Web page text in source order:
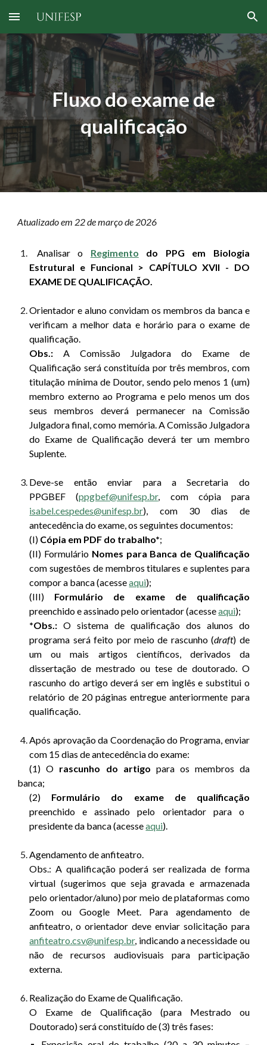
Skip to main content Skip to navigation
Fluxo do exame de
qualificação
Atualizado em 22 de março de 2026
Analisar o Regimento do PPG em Biologia
Estrutural e Funcional > CAPÍTULO XVII - DO
EXAME DE QUALIFICAÇÃO.
Orientador e aluno convidam os membros da banca e
verificam a melhor data e horário para o exame de
qualificação.
Obs.: A Comissão Julgadora do Exame de
Qualificação será constituída por três membros, com
titulação mínima de Doutor, sendo pelo menos 1 (um)
membro externo ao Programa e pelo menos um dos
seus membros deverá permanecer na Comissão
Julgadora final, como memória. A Comissão Julgadora
do Exame de Qualificação deverá ter um membro
Suplente.
Deve-se então enviar para a Secretaria do
PPGBEF (ppgbef@unifesp.br, com cópia para
isabel.cespedes@unifesp.br), com 30 dias de
antecedência do exame, os seguintes documentos:
(I) Cópia em PDF do trabalho*;
(II) Formulário Nomes para Banca de Qualificação
com sugestôes de membros titulares e suplentes para
compor a banca(acesseaqui);
(III) Formulário de exame de qualificação
preenchido e assinado pelo orientador (acesseaqui);
*Obs.:O sistema de qualificação dos alunos do
programa será feito por meio de rascunho (draft) de
um ou mais artigos científicos, derivados da
dissertação de mestrado ou tese de doutorado. O
rascunho do artigo deverá ser em inglês e substitui o
relatório de 20 páginas entregue anteriormente para
qualificação.
Após aprovação da Coordenação do Programa, enviar
com 15 dias de antecedência do exame:
(1)O rascunho do artigo para os membros da
banca;
(2)
Formulário do exame de qualificação
preenchido e assinado pelo orientador para o
presidente da banca (acesseaqui).
Agendamento de anfiteatro.
Obs.: A qualificação poderá ser realizada de forma
virtual (sugerimos que seja gravada e armazenada
pelo orientador/aluno) por meio de plataformas como
Zoom ou Google Meet. Para agendamento de
anfiteatro, o orientador deve enviar solicitação para
anfiteatro.csv@unifesp.br, indicando a necessidade ou
não de recursos audiovisuais para participação
externa.
Realização do Exame de Qualificação.
O Exame de Qualificação (para Mestrado ou
Doutorado) será constituído de (3) três fases: